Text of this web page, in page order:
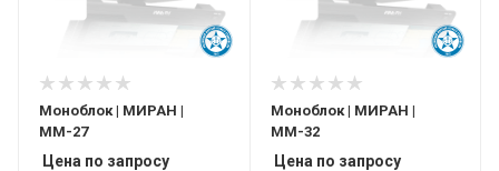
Моноблок | МИРАН |
ММ-27
Цена по запросу
Моноблок | МИРАН |
ММ-32
Цена по запросу